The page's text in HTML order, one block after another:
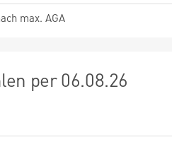
max. AGA
per 06.08.26